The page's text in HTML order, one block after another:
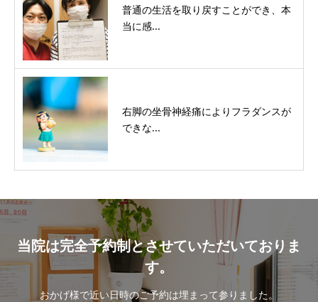
普通の生活を取り戻すことができ、本
当に感...
右脚の坐骨神経痛によりフラダンスが
できな...
当院は完全予約制とさせていただいておりま
す。
おかげ様で近い日時のご予約は埋まって参りました。